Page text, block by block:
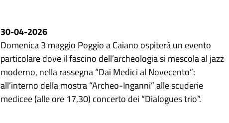
30-04-2026
Domenica3 maggio Poggio a Caiano ospiterà un evento
particolare dove il fascino dell’archeologia si mescola al jazz
moderno, nella rassegna “Dai Medici al Novecento”:
all’interno della mostra “Archeo-Inganni” alle scuderie
medicee (alle ore 17,30) concerto dei “Dialogues trio”.